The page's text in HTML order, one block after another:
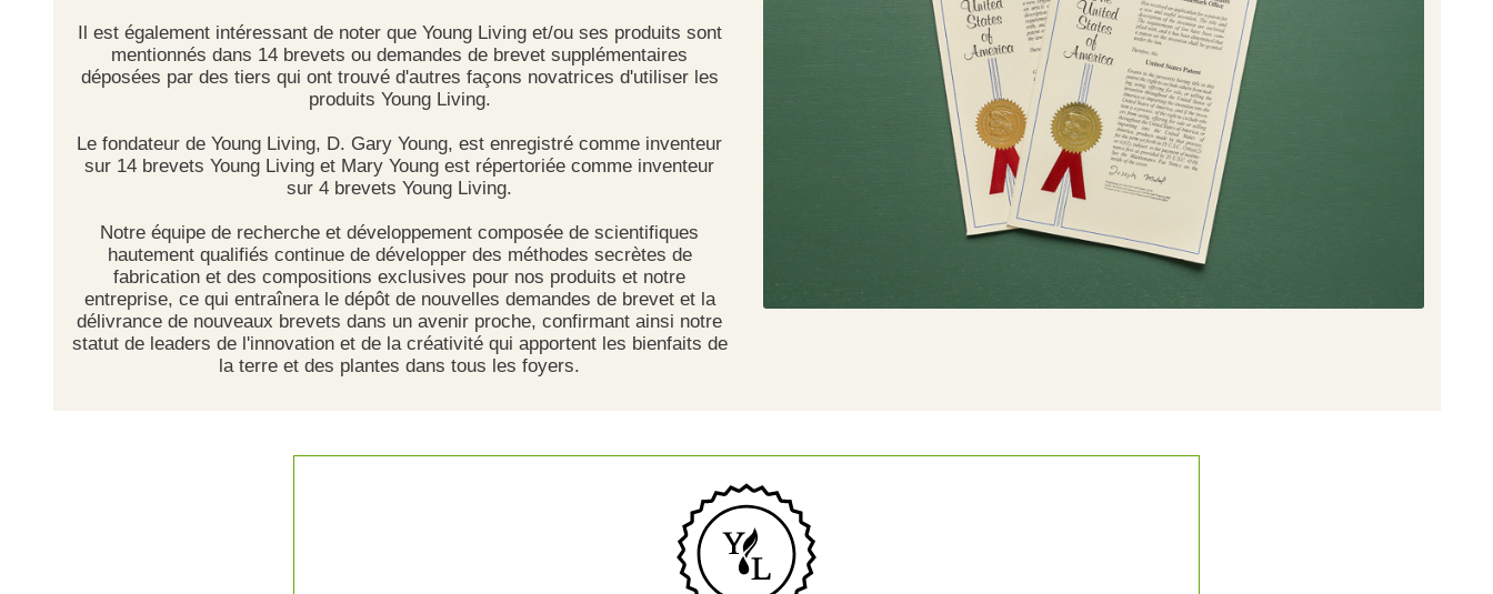
Il est également intéressant de noter que Young Living et/ou ses produits sont
mentionnés dans 14 brevets ou demandes de brevet supplémentaires
déposées par des tiers qui ont trouvé d'autres façons novatrices d'utiliser les
produits Young Living.
Le fondateur de Young Living, D. Gary Young, est enregistré comme inventeur
sur 14 brevets Young Living et Mary Young est répertoriée comme inventeur
sur 4 brevets Young Living.
Notre équipe de recherche et développement composée de scientifiques
hautement qualifiés continue de développer des méthodes secrètes de
fabrication et des compositions exclusives pour nos produits et notre
entreprise, ce qui entraînera le dépôt de nouvelles demandes de brevet et la
délivrance de nouveaux brevets dans un avenir proche, confirmant ainsi notre
statut de leaders de l'innovation et de la créativité qui apportent les bienfaits de
la terre et des plantes dans tous les foyers.